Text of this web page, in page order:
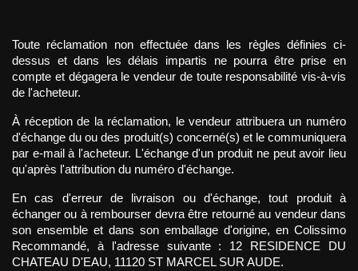
Toute réclamation non effectuée dans les règles définies ci-
dessus et dans les délais impartis ne pourra être prise en
compte et dégagera le vendeur de toute responsabilité vis-à-vis
de l'acheteur.
À réception de la réclamation, le vendeur attribuera un numéro
d'échange du ou des produit(s) concerné(s) et le communiquera
par e-mail à l'acheteur. L'échange d'un produit ne peut avoir lieu
qu'après l'attribution du numéro d'échange.
En cas d'erreur de livraison ou d'échange, tout produit à
échanger ou à rembourser devra être retourné au vendeur dans
son ensemble et dans son emballage d'origine, en Colissimo
Recommandé, à l'adresse suivante : 12 RESIDENCE DU
CHATEAU D'EAU, 11120 ST MARCEL SUR AUDE.